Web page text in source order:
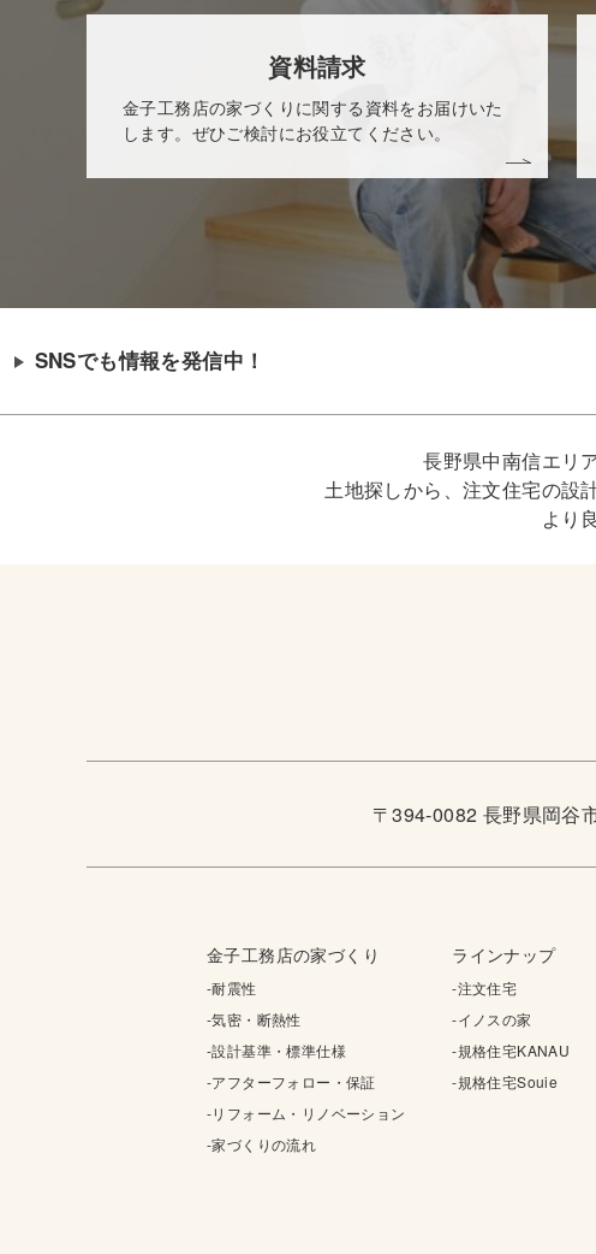
資料請求
金子工務店の家づくりに関する資料をお届けいた
します。ぜひご検討にお役立てください。
SNSでも情報を発信中！
長野県中南信エリ
土地探しから、注文住宅の設
より
〒394-0082 長野県岡谷
金子工務店の家づくり
-耐震性
-気密・断熱性
-設計基準・標準仕様
-アフターフォロー・保証
-リフォーム・リノベーション
-家づくりの流れ
ラインナップ
-注文住宅
-イノスの家
-規格住宅KANAU
-規格住宅Souie